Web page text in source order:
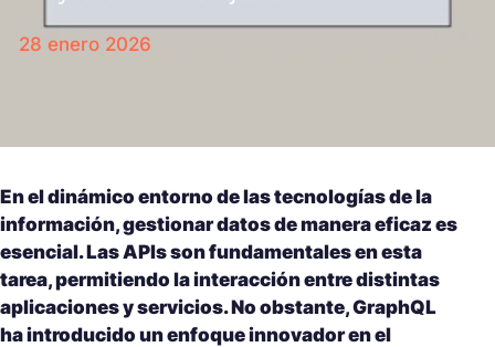
28 enero 2026
En el dinámico entorno de las tecnologías de la
información, gestionar datos de manera eficaz es
esencial. Las APIs son fundamentales en esta
tarea, permitiendo la interacción entre distintas
aplicaciones y servicios. No obstante, GraphQL
ha introducido un enfoque innovador en el